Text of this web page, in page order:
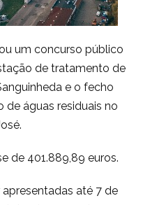
um concurso público
de tratamento de
e o fecho
de águas residuais no
de 401.889,89 euros.
até 7 de